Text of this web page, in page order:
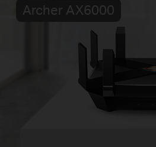
Archer AX6000